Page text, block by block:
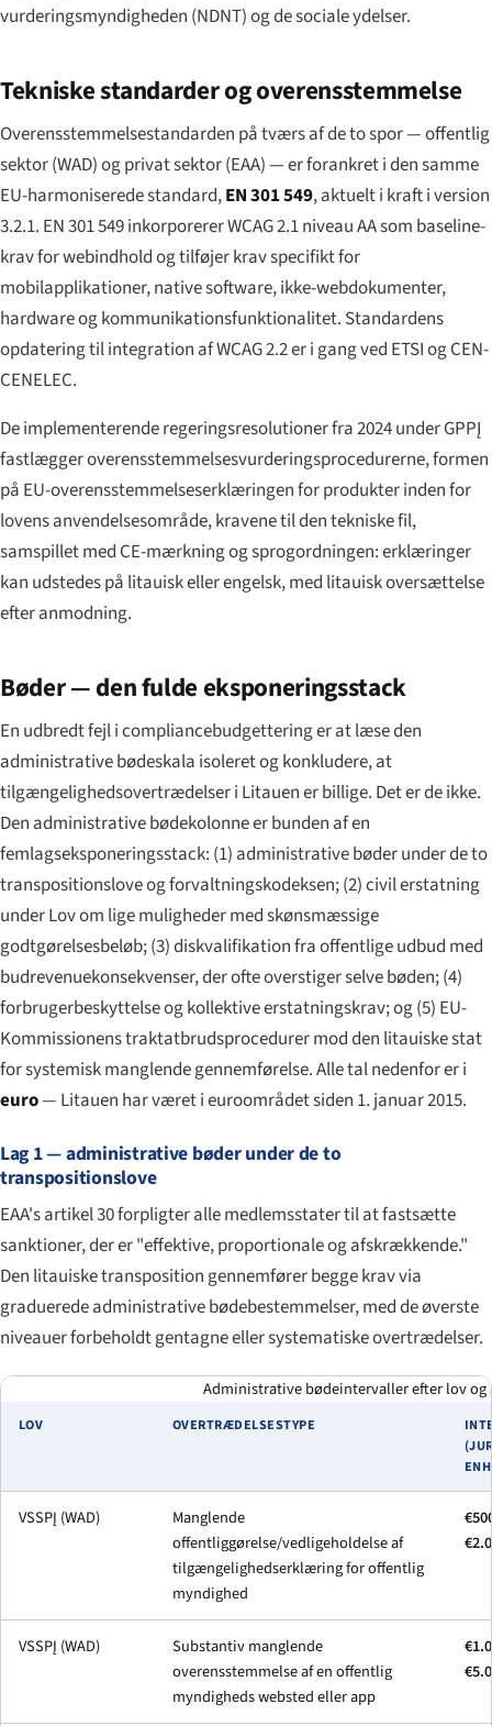
vurderingsmyndigheden (NDNT) og de sociale ydelser.
Tekniske standarder og overensstemmelse
Overensstemmelsestandarden på tværs af de to spor — offentlig
sektor (WAD) og privat sektor (EAA) — er forankret i den samme
EU-harmoniserede standard,EN 301 549, aktuelt i kraft i version
3.2.1. EN 301 549 inkorporerer WCAG 2.1 niveau AA som baseline-
krav for webindhold og tilføjer krav specifikt for
mobilapplikationer, native software, ikke-webdokumenter,
hardware og kommunikationsfunktionalitet. Standardens
opdatering til integration af WCAG 2.2 er i gang ved ETSI og CEN-
CENELEC.
De implementerende regeringsresolutioner fra 2024 under GPPĮ
fastlægger overensstemmelsesvurderingsprocedurerne, formen
på EU-overensstemmelseserklæringen for produkter inden for
lovens anvendelsesområde, kravene til den tekniske fil,
samspillet med CE-mærkning og sprogordningen: erklæringer
kan udstedes på litauisk eller engelsk, med litauisk oversættelse
efter anmodning.
Bøder — den fulde eksponeringsstack
En udbredt fejl i compliancebudgettering er at læse den
administrative bødeskala isoleret og konkludere, at
tilgængelighedsovertrædelser i Litauen er billige. Det er de ikke.
Den administrative bødekolonne er bunden af en
femlagseksponeringsstack: (1) administrative bøder under de to
transpositionslove og forvaltningskodeksen; (2) civil erstatning
under Lov om lige muligheder med skønsmæssige
godtgørelsesbeløb; (3) diskvalifikation fra offentlige udbud med
budrevenuekonsekvenser, der ofte overstiger selve bøden; (4)
forbrugerbeskyttelse og kollektive erstatningskrav; og (5) EU-
Kommissionens traktatbrudsprocedurer mod den litauiske stat
for systemisk manglende gennemførelse. Alle tal nedenfor er i
euro— Litauen har været i euroområdet siden 1. januar 2015.
Lag 1 — administrative bøder under de to
transpositionslove
EAA's artikel 30 forpligter alle medlemsstater til at fastsætte
sanktioner, der er "effektive, proportionale og afskrækkende."
Den litauiske transposition gennemfører begge krav via
graduerede administrative bødebestemmelser, med de øverste
niveauer forbeholdt gentagne eller systematiske overtrædelser.
Administrative bødeintervaller efter lov og
LOV OVERTRÆDELSESTYPE
VSSPĮ (WAD)
Manglende
offentliggørelse/vedligeholdelse af
tilgængelighedserklæring for offentlig
myndighed
VSSPĮ (WAD)
Substantiv manglende
overensstemmelse af en offentlig
myndigheds websted eller app